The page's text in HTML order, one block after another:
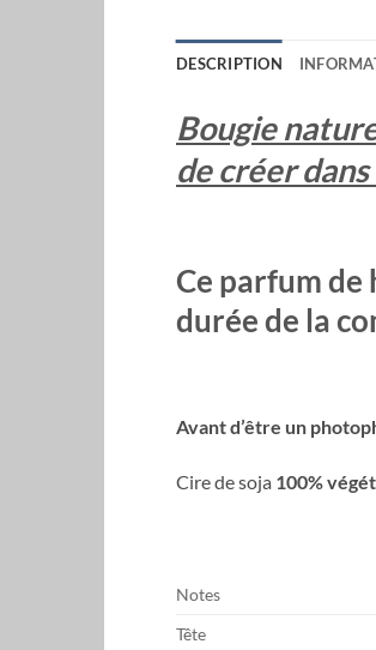
DESCRIPTION
Bougie
de créer
Ce parfum
durée de la
Avant d’être un
Cire de soja 100%
Notes
Tête